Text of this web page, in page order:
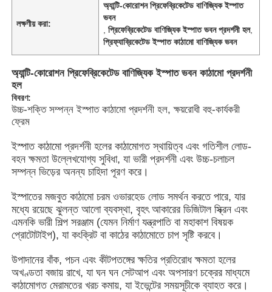
বাড়ি
পণ্য
ভিডিও
লক্ষণীয় করা:
অ্যান্টি-কোরোশন প্রিফেব্রিকেটেড বাণিজ্যিক ইস্পাত
ভবন
,প্রিফেব্রিকেটেড বাণিজ্যিক ইস্পাত ভবন প্রদর্শনী হল,
প্রিফ্যাব্রিকেটেড ইস্পাত কাঠামো বাণিজ্যিক ভবন
অ্যান্টি-কোরোশন প্রিফেব্রিকেটেড বাণিজ্যিক ইস্পাত ভবন কাঠামো প্রদর্শনী
হল
বিবরণ:
উচ্চ-শক্তি সম্পন্ন ইস্পাত কাঠামো প্রদর্শনী হল, ক্ষয়রোধী বহু-কার্যকরী
ফ্রেম
ইস্পাত কাঠামো প্রদর্শনী হলের কাঠামোগত স্থায়িত্ব এবং গতিশীল লোড-
বহন ক্ষমতা উল্লেখযোগ্য সুবিধা, যা ভারী প্রদর্শনী এবং উচ্চ-চলাচল
সম্পন্ন ভিড়ের অনন্য চাহিদা পূরণ করে।
ইস্পাতের মজবুত কাঠামো চরম ওভারহেড লোড সমর্থন করতে পারে, যার
মধ্যে রয়েছে ঝুলন্ত আলো ব্যবস্থা, বৃহৎ আকারের ডিজিটাল স্ক্রিন এবং
এমনকি ভারী শিল্প সরঞ্জাম (যেমন নির্মাণ যন্ত্রপাতি বা মহাকাশ বিষয়ক
প্রোটোটাইপ), যা কংক্রিট বা কাঠের কাঠামোতে চাপ সৃষ্টি করবে।
উপাদানের বাঁক, পচন এবং কীটপতঙ্গের ক্ষতির প্রতিরোধ ক্ষমতা হলের
অখণ্ডতা বজায় রাখে, যা ঘন ঘন সেটআপ এবং অপসারণ চক্রের মাধ্যমে
কাঠামোগত মেরামতের খরচ কমায়, যা ইভেন্টের সময়সূচীকে ব্যাহত করে।